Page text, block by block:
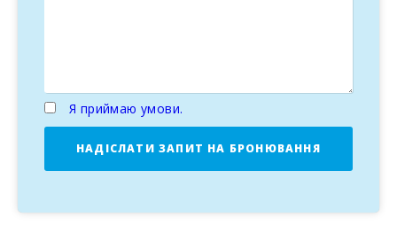
Я приймаю умови.
НАДІСЛАТИ ЗАПИТ НА БРОНЮВАННЯ